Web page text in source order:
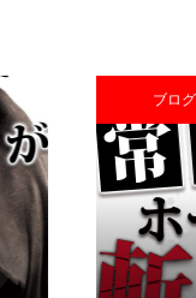
ブログ